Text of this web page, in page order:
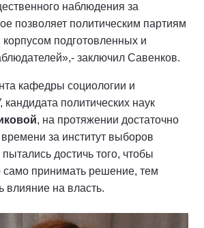
наблюдения за
позволяет политическим партиям
корпусом подготовленных и
заключил Савенков.
кафедры социологии и
кандидата политических наук
, на протяжении достаточно
за институт выборов
достичь того, чтобы
само принимать решение, тем
влияние на власть.